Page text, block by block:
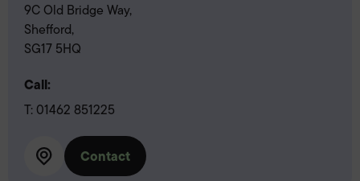
9C Old Bridge Way,
Shefford,
SG17 5HQ
Call:
T: 01462 851225
Contact